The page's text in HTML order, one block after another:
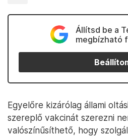
Állítsd be a
megbízható
Egyelőre kizárólag állami
szereplő vakcinát szerezni
valószínűsíthető, hogy